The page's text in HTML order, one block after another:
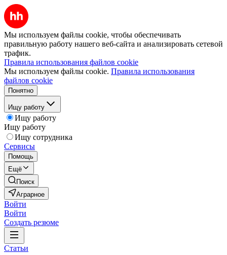
Мы используем файлы cookie, чтобы обеспечивать
правильную работу нашего веб-сайта и анализировать сетевой
трафик.
Правила использования файлов cookie
Мы используем файлы cookie. Правила использования
файлов cookie
Понятно
Ищу работу
Ищу работу
Ищу работу
Ищу сотрудника
Сервисы
Помощь
Ещё
Поиск
Аграрное
Войти
Войти
Создать резюме
Статьи